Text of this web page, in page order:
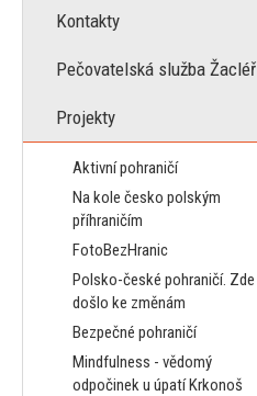
Kontakty
Pečovatelská služba Žacléř
Projekty
Aktivní pohraničí
Na kole česko polským
příhraničím
FotoBezHranic
Polsko-české pohraničí. Zde
došlo ke změnám
Bezpečné pohraničí
Mindfulness - vědomý
odpočinek u úpatí Krkonoš